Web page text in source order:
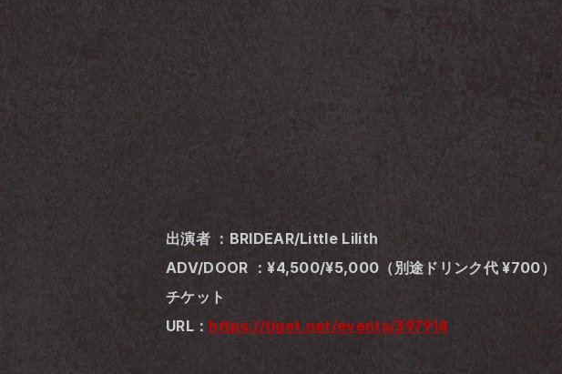
出演者 ：BRIDEAR/Little Lilith
ADV/DOOR ：¥4,500/¥5,000（別途ドリンク代 ¥700）
チケット
URL： https://tiget.net/events/397914